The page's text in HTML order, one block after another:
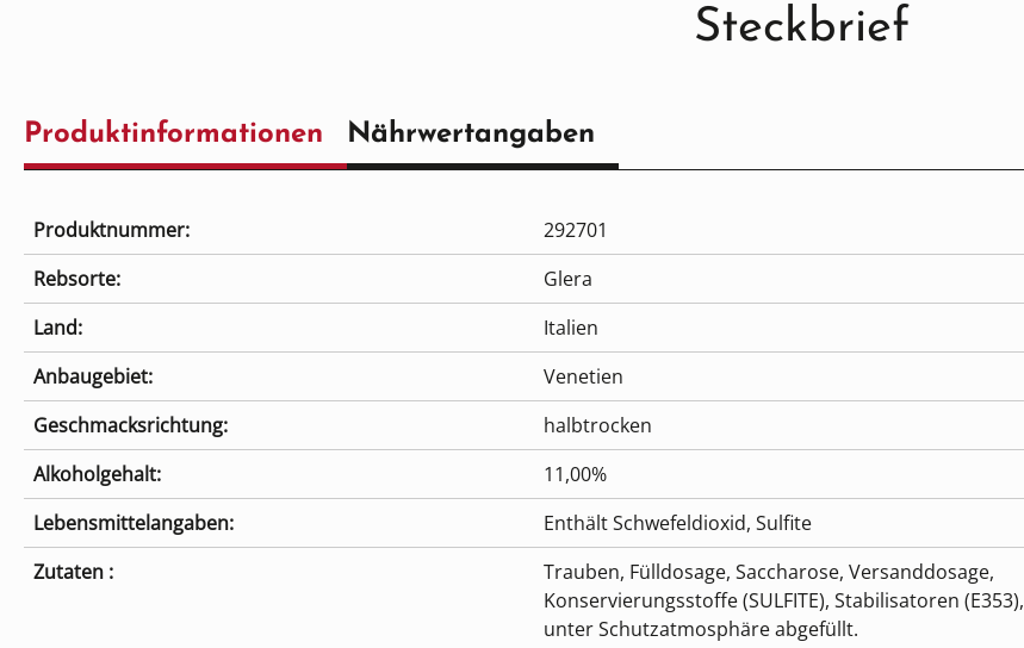
Steckbrief
Produktinformationen Nährwertangaben
Produktnummer: 292701
Lebensmittelangaben: Enthält Schwefeldioxid, Sulfite
Land:
Italien
Anbaugebiet:
Venetien
Rebsorte: Glera
Geschmacksrichtung:
halbtrocken
Alkoholgehalt:
11,00%
Zutaten :
Trauben, Fülldosage, Saccharose, Versanddosage,
Konservierungsstoffe (SULFITE), Stabilisatoren (E353),
unter Schutzatmosphäre abgefüllt.